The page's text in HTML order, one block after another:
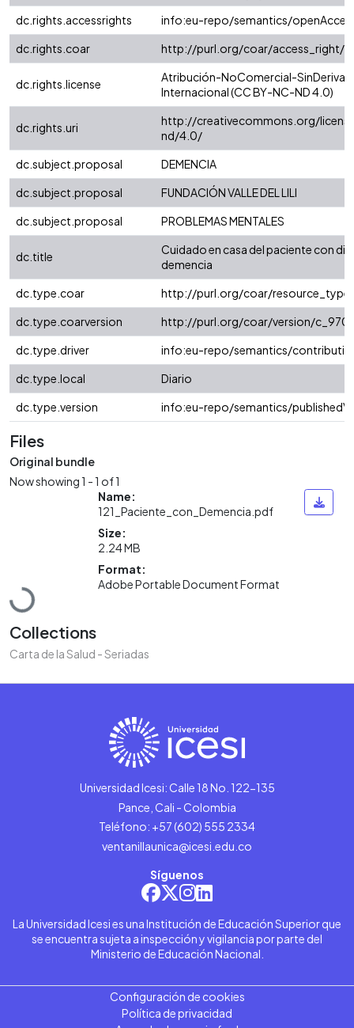
dc.rights.accessrights
info:eu-repo/semantics/
dc.rights.coar
http://purl.org/coar/access_right/
dc.rights.license
Atribución-NoComercial-
Internacional (CC BY-NC-ND 4.0)
dc.rights.uri
http://creativecommons.org/
nd/4.0/
dc.subject.proposal
DEMENCIA
dc.subject.proposal
FUNDACIÓN VALLE DEL LILI
dc.subject.proposal
PROBLEMAS MENTALES
dc.title
Cuidado en casa del paciente con
demencia
dc.type.coar
http://purl.org/coar/
dc.type.coarversion
http://purl.org/coar/version/
dc.type.driver
info:eu-repo/semantics/
dc.type.local
Diario
dc.type.version
info:eu-repo/semantics/
Files
Original bundle
Now showing1 - 1 of 1
Loading...
Name:
121_Paciente_con_Demencia.pdf
Size:
2.24 MB
Format:
Adobe Portable Document Format
Collections
Carta de la Salud - Seriadas
Universidad Icesi: Calle 18 No. 122-135
Pance, Cali - Colombia
Teléfono: +57 (602) 555 2334
ventanillaunica@icesi.edu.co
Síguenos
La Universidad Icesi es una Institución de Educación Superior que
se encuentra sujeta a inspección y vigilancia por parte del
Ministerio de Educación Nacional.
Configuración de cookies
Política de privacidad